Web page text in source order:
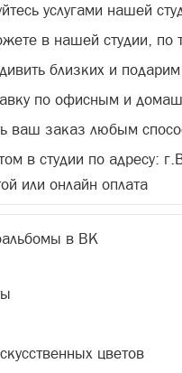
услугами нашей
в нашей студии, по
близких и
по офисным и
ваш заказ любым
в студии по адресу:
или онлайн оплата
в ВК
цветов